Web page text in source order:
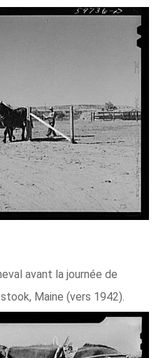
avant la journée de
Maine (vers 1942).